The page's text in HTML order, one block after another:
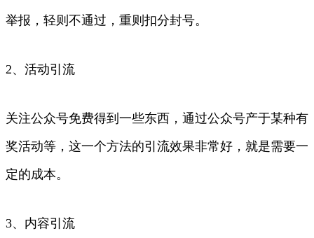
举报，轻则不通过，重则扣分封号。
2、活动引流
关注公众号免费得到一些东西，通过公众号产于某种有
奖活动等，这一个方法的引流效果非常好，就是需要一
定的成本。
3、内容引流